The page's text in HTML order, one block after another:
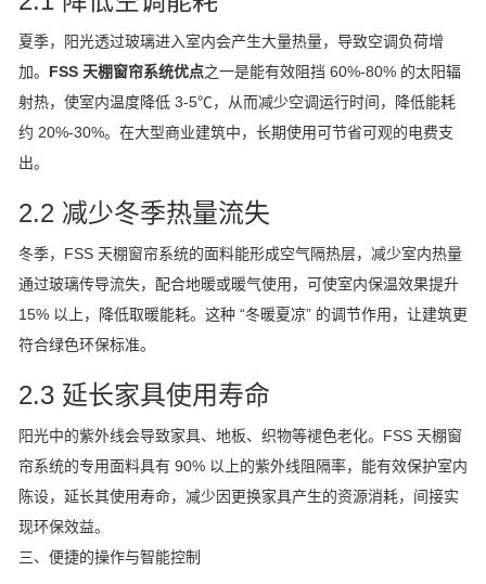
夏季，阳光透过玻璃进入室内会产生大量热量，导致空调负荷增
加。 FSS 天棚窗帘系统优点之一是能有效阻挡 60%-80% 的太阳辐
射热，使室内温度降低 3-5℃，从而减少空调运行时间，降低能耗
约 20%-30%。在大型商业建筑中，长期使用可节省可观的电费支
出。
2.2 减少冬季热量流失
冬季，FSS 天棚窗帘系统的面料能形成空气隔热层，减少室内热量
通过玻璃传导流失，配合地暖或暖气使用，可使室内保温效果提升
15% 以上，降低取暖能耗。这种 “冬暖夏凉” 的调节作用，让建筑更
符合绿色环保标准。
2.3 延长家具使用寿命
阳光中的紫外线会导致家具、地板、织物等褪色老化。FSS 天棚窗
帘系统的专用面料具有 90% 以上的紫外线阻隔率，能有效保护室内
陈设，延长其使用寿命，减少因更换家具产生的资源消耗，间接实
现环保效益。
三、便捷的操作与智能控制